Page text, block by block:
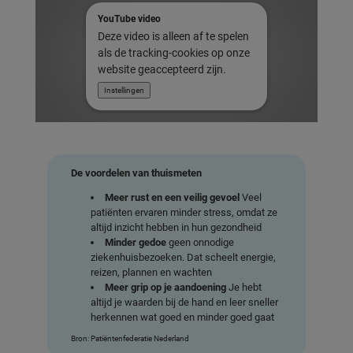
YouTube video
Deze video is alleen af te spelen
als de tracking-cookies op onze
website geaccepteerd zijn.
Instellingen
De voordelen van thuismeten
Meer rust en een veilig gevoel Veel
patiënten ervaren minder stress, omdat ze
altijd inzicht hebben in hun gezondheid
Minder gedoe geen onnodige
ziekenhuisbezoeken. Dat scheelt energie,
reizen, plannen en wachten
Meer grip op je aandoening Je hebt
altijd je waarden bij de hand en leer sneller
herkennen wat goed en minder goed gaat
Bron: Patiëntenfederatie Nederland